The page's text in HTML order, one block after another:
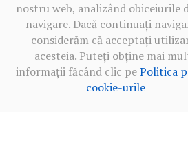
nostru web, analizând obiceiurile
navigare. Dacă continuați
considerăm că acceptați
acesteia. Puteți obține mai
informații făcând clic pePolitica
cookie-urile